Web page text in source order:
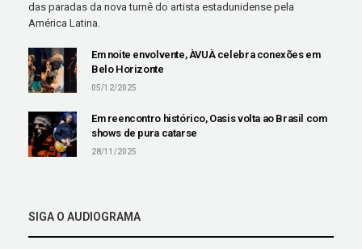
das paradas da nova turnê do artista estadunidense pela
América Latina.
Em noite envolvente, ÀVUÀ celebra conexões em
Belo Horizonte
05/12/2025
Em reencontro histórico, Oasis volta ao Brasil com
shows de pura catarse
28/11/2025
SIGA O AUDIOGRAMA